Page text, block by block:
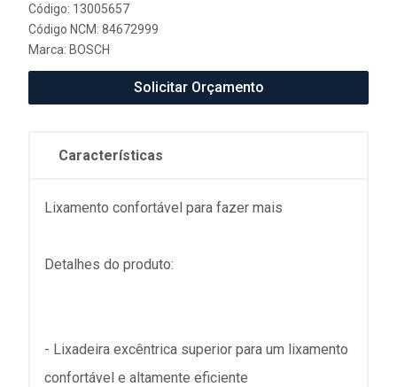
Código: 13005657
Código NCM: 84672999
Marca: BOSCH
Solicitar Orçamento
Características
Lixamento confortável para fazer mais
Detalhes do produto:
- Lixadeira excêntrica superior para um lixamento
confortável e altamente eficiente